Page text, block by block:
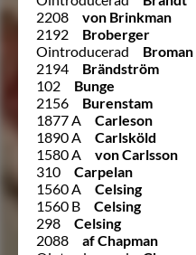
2208
von Brinkman
2192
Broberger
Ointroducerad
2194
Brändström
102
Bunge
2156
Burenstam
1877 A
Carleson
1890 A
Carlsköld
1580 A
von Carlsson
310
Carpelan
1560 A
Celsing
1560 B
Celsing
298
Celsing
2088
af Chapman